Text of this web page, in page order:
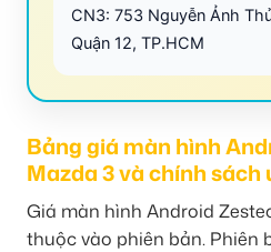
CN3: 753 Nguyễn Ảnh
Quận 12, TP.HCM
Bảng giá màn hình
Mazda 3 và chính sách
Giá màn hình Android
thuộc vào phiên bản. Phiên